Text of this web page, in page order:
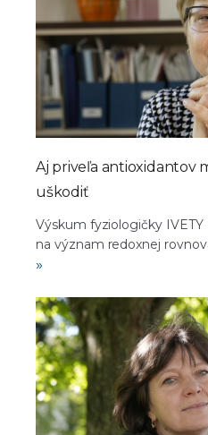
Aj priveľa antioxidantov
uškodiť
Výskum fyziologičky
na význam redoxnej
»